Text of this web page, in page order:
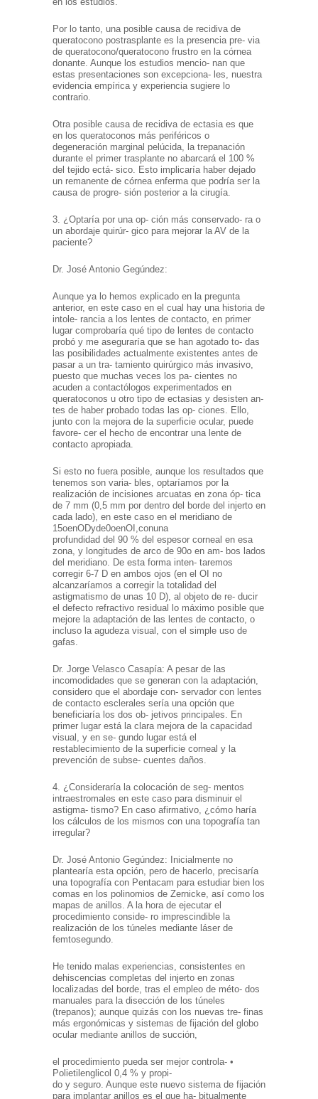
Por lo tanto, una posible causa de recidiva de
queratocono postrasplante es la presencia pre- via
de queratocono/queratocono frustro en la córnea
donante. Aunque los estudios mencio- nan que
estas presentaciones son excepciona- les, nuestra
evidencia empírica y experiencia sugiere lo
contrario.
Otra posible causa de recidiva de ectasia es que
en los queratoconos más periféricos o
degeneración marginal pelúcida, la trepanación
durante el primer trasplante no abarcará el 100 %
del tejido ectá- sico. Esto implicaría haber dejado
un remanente de córnea enferma que podría ser la
causa de progre- sión posterior a la cirugía.
3. ¿Optaría por una op- ción más conservado- ra o
un abordaje quirúr- gico para mejorar la AV de la
paciente?
Dr. José Antonio Gegúndez:
Aunque ya lo hemos explicado en la pregunta
anterior, en este caso en el cual hay una historia de
intole- rancia a los lentes de contacto, en primer
lugar comprobaría qué tipo de lentes de contacto
probó y me aseguraría que se han agotado to- das
las posibilidades actualmente existentes antes de
pasar a un tra- tamiento quirúrgico más invasivo,
puesto que muchas veces los pa- cientes no
acuden a contactólogos experimentados en
queratoconos u otro tipo de ectasias y desisten an-
tes de haber probado todas las op- ciones. Ello,
junto con la mejora de la superficie ocular, puede
favore- cer el hecho de encontrar una lente de
contacto apropiada.
Si esto no fuera posible, aunque los resultados que
tenemos son varia- bles, optaríamos por la
realización de incisiones arcuatas en zona óp- tica
de 7 mm (0,5 mm por dentro del borde del injerto en
cada lado), en este caso en el meridiano de
15oenODyde0oenOI,conuna
profundidad del 90 % del espesor corneal en esa
zona, y longitudes de arco de 90o en am- bos lados
del meridiano. De esta forma inten- taremos
corregir 6-7 D en ambos ojos (en el OI no
alcanzaríamos a corregir la totalidad del
astigmatismo de unas 10 D), al objeto de re- ducir
el defecto refractivo residual lo máximo posible que
mejore la adaptación de las lentes de contacto, o
incluso la agudeza visual, con el simple uso de
gafas.
Dr. Jorge Velasco Casapía: A pesar de las
incomodidades que se generan con la adaptación,
considero que el abordaje con- servador con lentes
de contacto esclerales sería una opción que
beneficiaría los dos ob- jetivos principales. En
primer lugar está la clara mejora de la capacidad
visual, y en se- gundo lugar está el
restablecimiento de la superficie corneal y la
prevención de subse- cuentes daños.
4. ¿Consideraría la colocación de seg- mentos
intraestromales en este caso para disminuir el
astigma- tismo? En caso afirmativo, ¿cómo haría
los cálculos de los mismos con una topografía tan
irregular?
Dr. José Antonio Gegúndez: Inicialmente no
plantearía esta opción, pero de hacerlo, precisaría
una topografía con Pentacam para estudiar bien los
comas en los polinomios de Zernicke, así como los
mapas de anillos. A la hora de ejecutar el
procedimiento conside- ro imprescindible la
realización de los túneles mediante láser de
femtosegundo.
He tenido malas experiencias, consistentes en
dehiscencias completas del injerto en zonas
localizadas del borde, tras el empleo de méto- dos
manuales para la disección de los túneles
(trepanos); aunque quizás con los nuevas tre- finas
más ergonómicas y sistemas de fijación del globo
ocular mediante anillos de succión,
el procedimiento pueda ser mejor controla- •
Polietilenglicol 0,4 % y propi-
do y seguro. Aunque este nuevo sistema de fijación
para implantar anillos es el que ha- bitualmente